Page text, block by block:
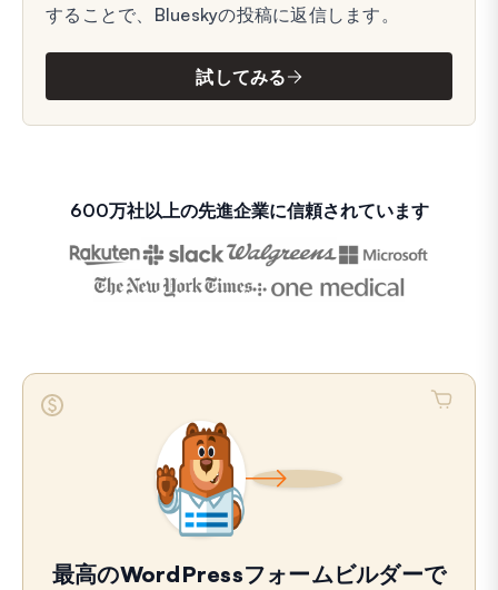
することで、Blueskyの投稿に返信します。
試してみる
600万社以上の先進企業に信頼されています
最高のWordPressフォームビルダーで